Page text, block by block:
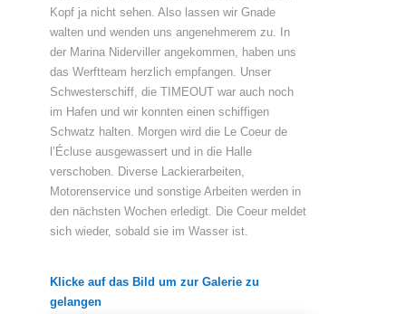
Kopf ja nicht sehen. Also lassen wir Gnade
walten und wenden uns angenehmerem zu. In
der Marina Niderviller angekommen, haben uns
das Werftteam herzlich empfangen. Unser
Schwesterschiff, die TIMEOUT war auch noch
im Hafen und wir konnten einen schiffigen
Schwatz halten. Morgen wird die Le Coeur de
l’Écluse ausgewassert und in die Halle
verschoben. Diverse Lackierarbeiten,
Motorenservice und sonstige Arbeiten werden in
den nächsten Wochen erledigt. Die Coeur meldet
sich wieder, sobald sie im Wasser ist.
Klicke auf das Bild um zur Galerie zu
gelangen